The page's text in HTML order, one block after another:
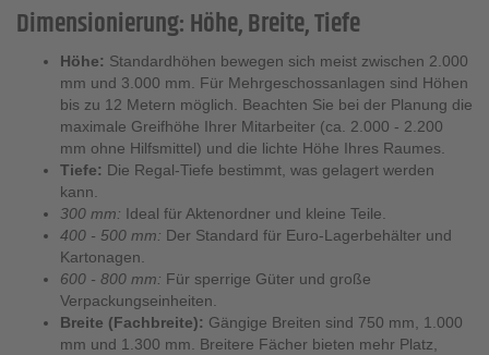
Dimensionierung: Höhe, Breite, Tiefe
Höhe: Standardhöhen bewegen sich meist zwischen 2.000
mm und 3.000 mm. Für Mehrgeschossanlagen sind Höhen
bis zu 12 Metern möglich. Beachten Sie bei der Planung die
maximale Greifhöhe Ihrer Mitarbeiter (ca. 2.000 - 2.200
mm ohne Hilfsmittel) und die lichte Höhe Ihres Raumes.
Tiefe: Die Regal-Tiefe bestimmt, was gelagert werden
kann.
300 mm: Ideal für Aktenordner und kleine Teile.
400 - 500 mm: Der Standard für Euro-Lagerbehälter und
Kartonagen.
600 - 800 mm: Für sperrige Güter und große
Verpackungseinheiten.
Breite (Fachbreite): Gängige Breiten sind 750 mm, 1.000
mm und 1.300 mm. Breitere Fächer bieten mehr Platz,